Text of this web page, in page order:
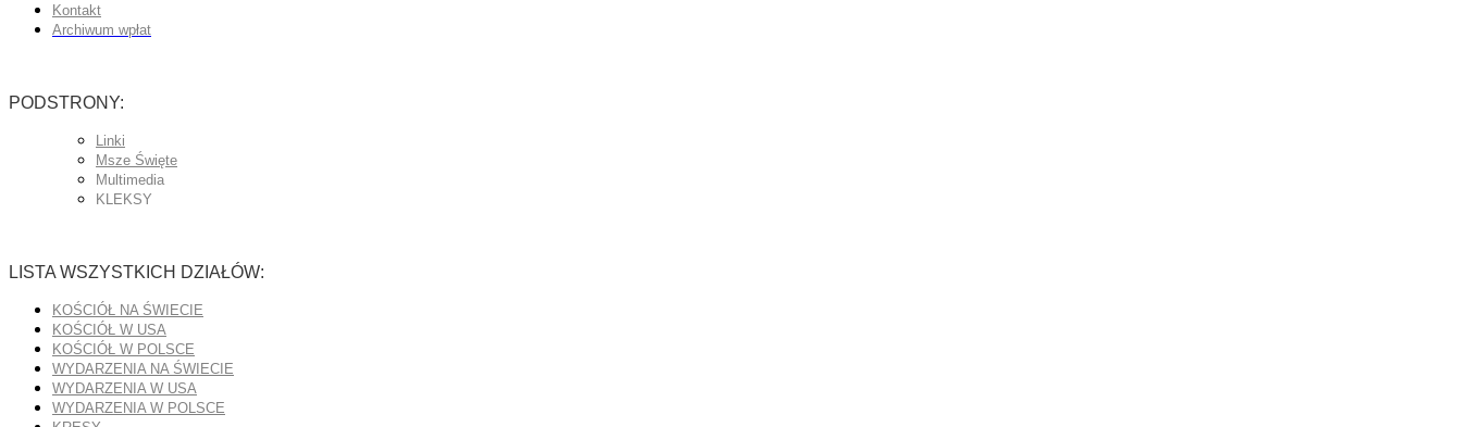
Kontakt
Archiwum wpłat
PODSTRONY:
Linki
Msze Święte
Multimedia
KLEKSY
LISTA WSZYSTKICH DZIAŁÓW:
KOŚCIÓŁ NA ŚWIECIE
KOŚCIÓŁ W USA
KOŚCIÓŁ W POLSCE
WYDARZENIA NA ŚWIECIE
WYDARZENIA W USA
WYDARZENIA W POLSCE